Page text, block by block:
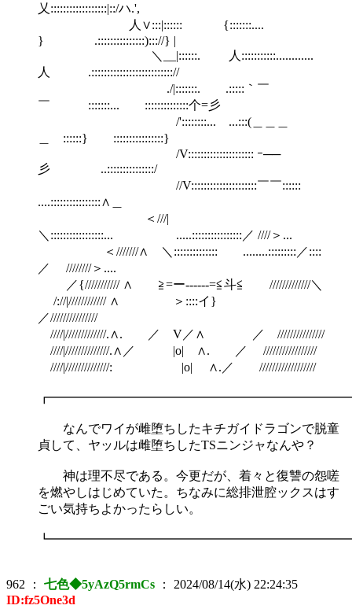
乂::::::::::::::::::|::/ハ.',
人∨:::|:::::: {:::::::....
} .:::::::::::::::)::://} |
＼__|::::::. 人:::::::::::............
人 .:::::::::::::::::::::::::://
./|:::::::. .:::::｀￣
￣ :::::::... ::::::::::::::个=彡
/'::::::::... ...:::(＿＿＿
＿ ::::::} ::::::::::::::::}
/V::::::::::::::::::::: ｰ──
彡 ..:::::::::::::::/
//V:::::::::::::::::::::￣￣::::::
....::::::::::::::::∧＿
＜///|
＼:::::::::::::::::... .....::::::::::::::::／ ////＞...
＜///////∧ ＼:::::::::::::: ........:::::::::／::::
／ ////////＞....
／{/////////// ∧ ≧=ー-----‐=≦斗≦ /////////////＼
/://|//////////// ∧ ＞::::イ}
／///////////////
////|/////////////.∧. ／ V／∧ ／ ///////////////
////|//////////////.∧／ |o| ∧. ／ /////////////////
////|//////////////: |o| ∧.／ //////////////////
なんでワイが雌堕ちしたキチガイドラゴンで脱童
貞して、ヤッルは雌堕ちしたTSニンジャなんや？
神は理不尽である。今更だが、着々と復讐の怨嗟
を燃やしはじめていた。ちなみに総排泄腔ックスはす
ごい気持ちよかったらしい。
962 ： 七色◆5yAzQ5rmCs ： 2024/08/14(水) 22:24:35
ID:fz5One3d